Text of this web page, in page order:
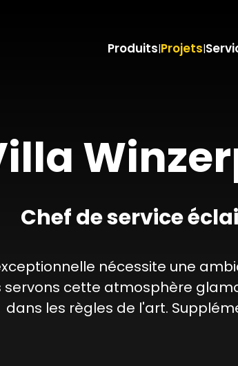
Produits|Projets|
Chef de service
nécessite une
servons cette atmosphère
dans les règles de l'art.